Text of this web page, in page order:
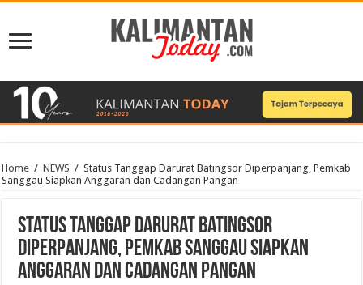
Home / NEWS / Status Tanggap Darurat Batingsor Diperpanjang, Pemkab
Sanggau Siapkan Anggaran dan Cadangan Pangan
Status Tanggap Darurat Batingsor
Diperpanjang, Pemkab Sanggau Siapkan
Anggaran dan Cadangan Pangan